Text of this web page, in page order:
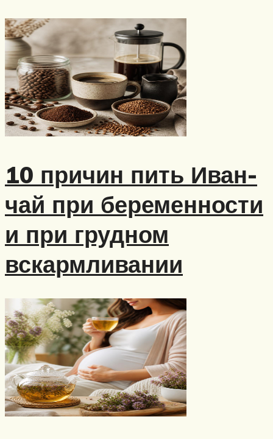
10 причин пить Иван-
чай при беременности
и при грудном
вскармливании